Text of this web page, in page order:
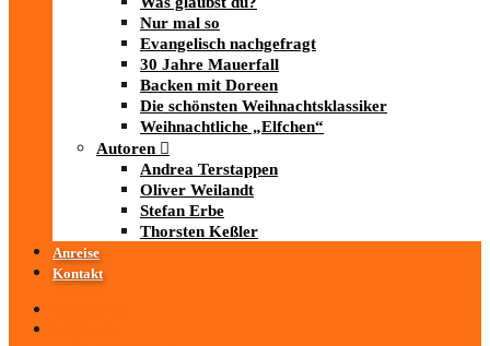
Nur mal so
Evangelisch nachgefragt
30 Jahre Mauerfall
Backen mit Doreen
Die schönsten Weihnachtsklassiker
Weihnachtliche „Elfchen“
Autoren
Andrea Terstappen
Oliver Weilandt
Stefan Erbe
Thorsten Keßler
Anreise
Kontakt